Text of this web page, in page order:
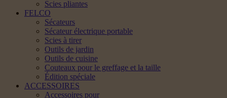
Scies pliantes
FELCO
Sécateurs
Sécateur électrique portable
Scies à tirer
Outils de jardin
Outils de cuisine
Couteaux pour le greffage et la taille
Édition spéciale
ACCESSOIRES
Accessoires pour